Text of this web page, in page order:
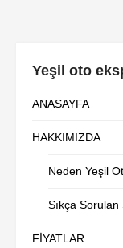
Yeşil oto
ANASAYFA
HAKKIMIZDA
Neden Yeşil
Sıkça
FİYATLAR